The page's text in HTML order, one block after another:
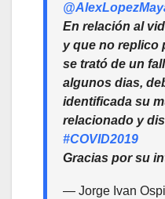
En relación al
y que no replico
se trató de un
algunos dias,
identificada su
relacionado y
#COVID2019
Gracias por su
— Jorge Ivan